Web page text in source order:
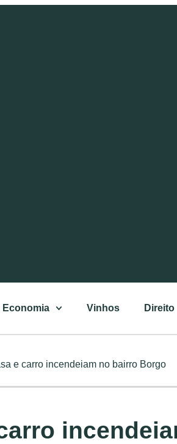
Economia Vinhos Direito
e carro incendeiam no bairro Borgo